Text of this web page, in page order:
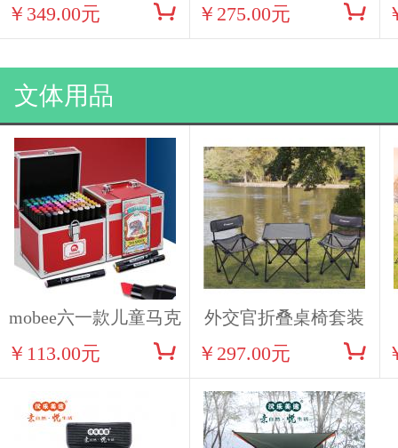
KD35D71
￥349.00元
KJ20D70
￥275.00元
文体用品
mobee六一款儿童马克
笔礼盒40色
￥113.00元
外交官折叠桌椅套装
￥297.00元